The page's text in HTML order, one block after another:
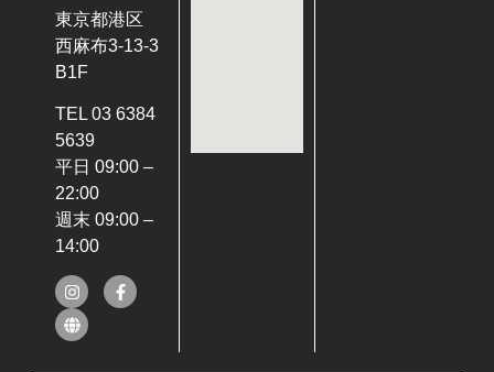
東京都港区
西麻布3-13-3
B1F
TEL 03 6384
5639
平日 09:00 –
22:00
週末 09:00 –
14:00